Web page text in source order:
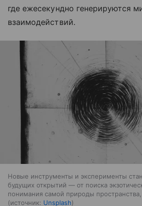
где ежесекундно генерируются
взаимодействий.
Новые инструменты и эксперименты
будущих открытий — от поиска
понимания самой природы
источник: Unsplash